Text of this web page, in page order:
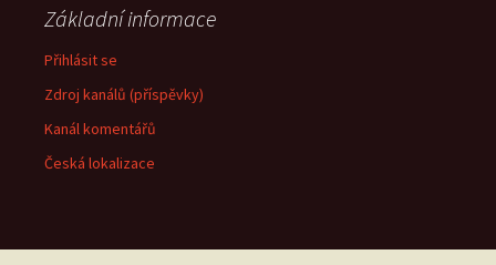
Základní informace
Přihlásit se
Zdroj kanálů (příspěvky)
Kanál komentářů
Česká lokalizace